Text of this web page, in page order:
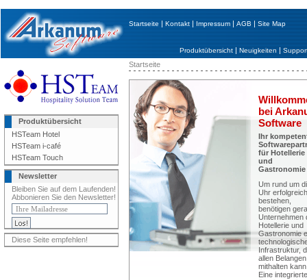
Startseite|Kontakt|Impressum|AGB|Site Map
Produktübersicht|Neuigkeiten|
Produktübersicht
HSTeam Hotel
HSTeam i-café
HSTeam Touch
Newsletter
Bleiben Sie auf dem Laufenden!
Abbonieren Sie den Newsletter!
Diese Seite empfehlen!
Startseite
bei
Software
Ihr
für Hotellerie
und
Gastronomie
Um rund um
Uhr
bestehen,
benötigen
Unternehmen
Hotellerie und
Gastronomie
Infrastruktur,
allen Belangen
mithalten
Eine integrierte